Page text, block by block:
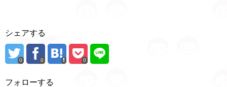
シェアする
0 0 0
フォローする